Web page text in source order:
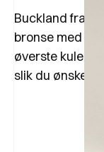
Buckland fra
bronse med et
øverste kulene
slik du ønsker.